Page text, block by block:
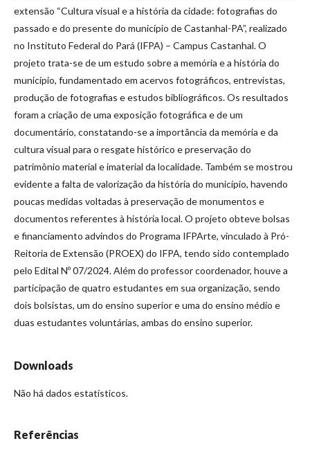
extensão “Cultura visual e a história da cidade: fotografias do
passado e do presente do município de Castanhal-PA”, realizado
no Instituto Federal do Pará (IFPA) – Campus Castanhal. O
projeto trata-se de um estudo sobre a memória e a história do
município, fundamentado em acervos fotográficos, entrevistas,
produção de fotografias e estudos bibliográficos. Os resultados
foram a criação de uma exposição fotográfica e de um
documentário, constatando-se a importância da memória e da
cultura visual para o resgate histórico e preservação do
patrimônio material e imaterial da localidade. Também se mostrou
evidente a falta de valorização da história do município, havendo
poucas medidas voltadas à preservação de monumentos e
documentos referentes à história local. O projeto obteve bolsas
e financiamento advindos do Programa IFPArte, vinculado à Pró-
Reitoria de Extensão (PROEX) do IFPA, tendo sido contemplado
pelo Edital Nº 07/2024. Além do professor coordenador, houve a
participação de quatro estudantes em sua organização, sendo
dois bolsistas, um do ensino superior e uma do ensino médio e
duas estudantes voluntárias, ambas do ensino superior.
Downloads
Não há dados estatísticos.
Referências